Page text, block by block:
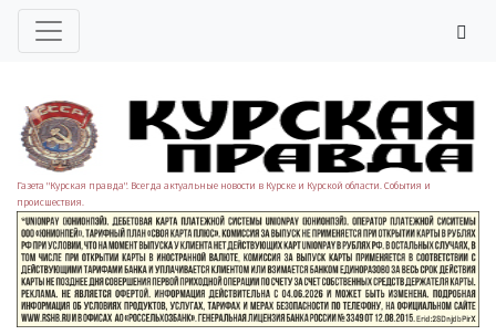
Газета "Курская правда". Всегда актуальные новости в Курске и Курской области. События и
происшествия.